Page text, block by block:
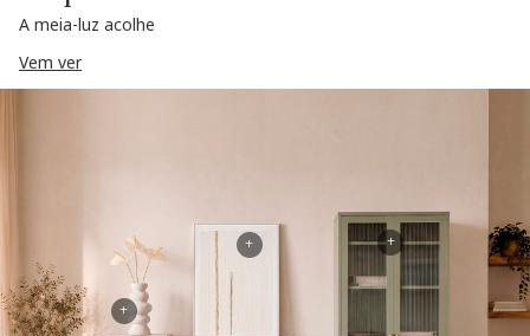
A meia-luz acolhe
Vem ver
+
+
+